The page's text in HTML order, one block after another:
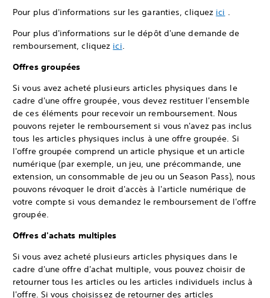
Pour plus d'informations sur les garanties, cliquez ici .
Pour plus d'informations sur le dépôt d'une demande de
remboursement, cliquez ici.
Offres groupées
Si vous avez acheté plusieurs articles physiques dans le
cadre d'une offre groupée, vous devez restituer l'ensemble
de ces éléments pour recevoir un remboursement. Nous
pouvons rejeter le remboursement si vous n'avez pas inclus
tous les articles physiques inclus à une offre groupée. Si
l'offre groupée comprend un article physique et un article
numérique (par exemple, un jeu, une précommande, une
extension, un consommable de jeu ou un Season Pass), nous
pouvons révoquer le droit d'accès à l'article numérique de
votre compte si vous demandez le remboursement de l'offre
groupée.
Offres d'achats multiples
Si vous avez acheté plusieurs articles physiques dans le
cadre d'une offre d'achat multiple, vous pouvez choisir de
retourner tous les articles ou les articles individuels inclus à
l'offre. Si vous choisissez de retourner des articles